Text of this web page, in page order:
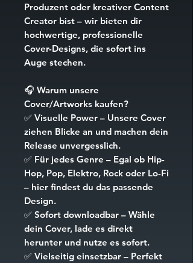
Produzent oder kreativer Content
Creator bist – wir bieten dir
hochwertige, professionelle
Cover-Designs, die sofort ins
Auge stechen.
🎧 Warum unsere
Cover/Artworks kaufen?
✅ Visuelle Power – Unsere Cover
ziehen Blicke an und machen dein
Release unvergesslich.
✅ Für jedes Genre – Egal ob Hip-
Hop, Pop, Elektro, Rock oder Lo-Fi
– hier findest du das passende
Design.
✅ Sofort downloadbar – Wähle
dein Cover, lade es direkt
herunter und nutze es sofort.
✅ Vielseitig einsetzbar – Perfekt